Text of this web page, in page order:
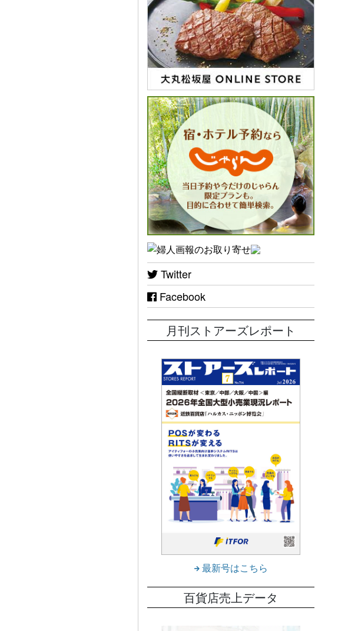
Twitter
Facebook
月刊ストアーズレポート
最新号はこちら
百貨店売上データ